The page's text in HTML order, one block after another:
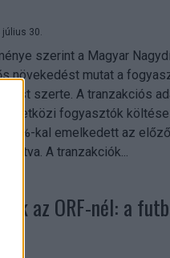
július 30.
szerint a Magyar
növekedést mutat a
szerte. A tranzakciós
fogyasztók
26%-kal emelkedett az előző
A tranzakciók...
az ORF-nél: a